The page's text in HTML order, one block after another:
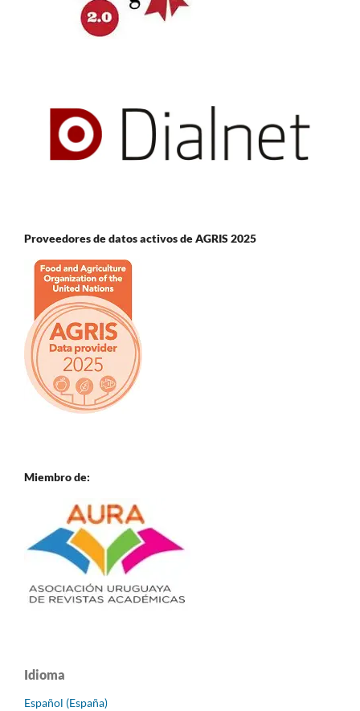
Proveedores de datos activos de AGRIS 2025
Miembro de:
Idioma
Español (España)